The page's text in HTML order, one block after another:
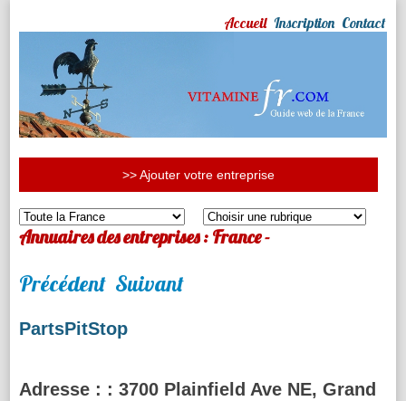
Accueil Inscription Contact
>> Ajouter votre entreprise
Annuaires des entreprises : France -
Précédent Suivant
PartsPitStop
Adresse : : 3700 Plainfield Ave NE, Grand